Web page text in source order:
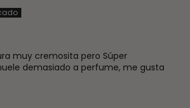
muy cremosita pero Súper
demasiado a perfume, me gusta